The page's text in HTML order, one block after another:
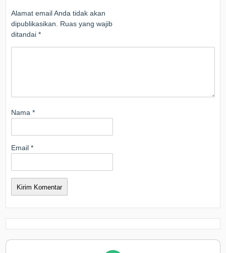
Alamat email Anda tidak akan
dipublikasikan.
Ruas yang wajib
ditandai*
Nama*
Email*